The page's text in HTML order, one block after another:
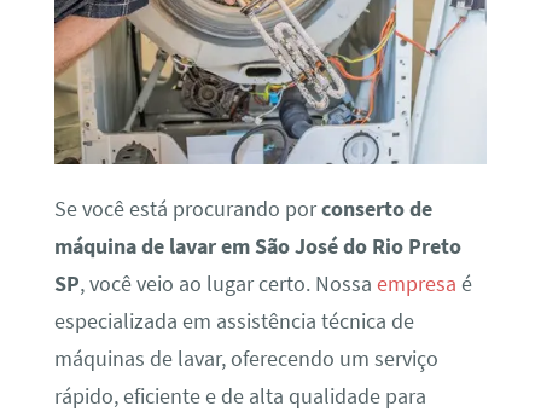
Se você está procurando porconserto de
máquina de lavar em São José do Rio Preto
SP, você veio ao lugar certo. Nossa empresa é
especializada em assistência técnica de
máquinas de lavar, oferecendo um serviço
rápido, eficiente e de alta qualidade para